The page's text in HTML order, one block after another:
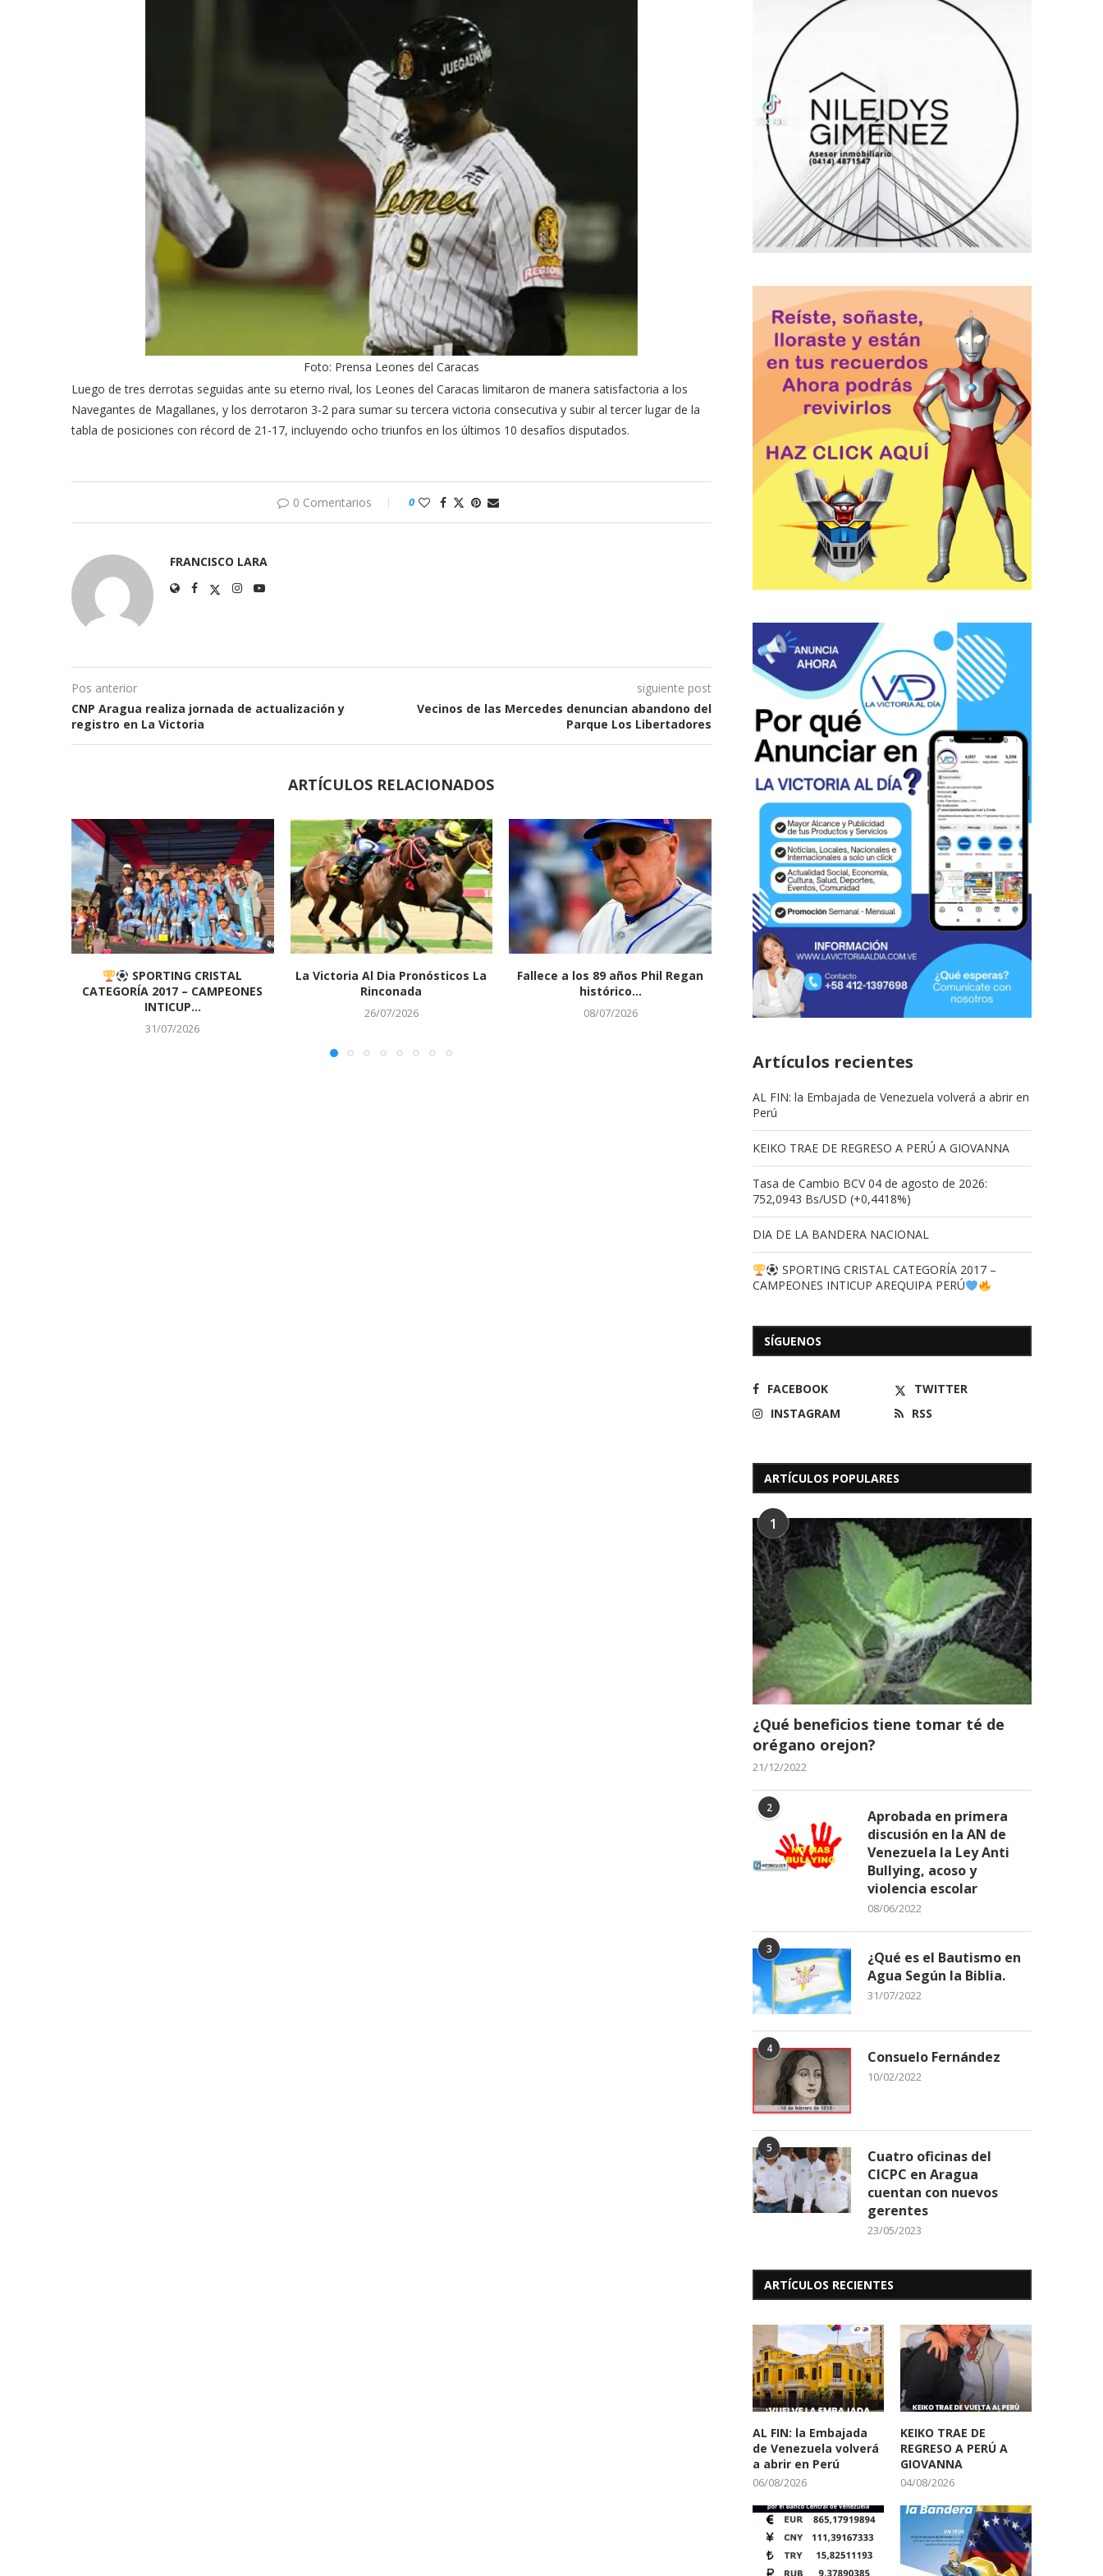
Foto: Prensa Leones del Caracas
Luego de tres derrotas seguidas ante su eterno rival, los Leones del Caracas limitaron de manera satisfactoria a los
Navegantes de Magallanes, y los derrotaron 3-2 para sumar su tercera victoria consecutiva y subir al tercer lugar de la
tabla de posiciones con récord de 21-17, incluyendo ocho triunfos en los últimos 10 desafíos disputados.
0 Comentarios 0
FRANCISCO LARA
Pos anterior
CNP Aragua realiza jornada de actualización y
registro en La Victoria
siguiente post
Vecinos de las Mercedes denuncian abandono del
Parque Los Libertadores
ARTÍCULOS RELACIONADOS
SPORTING CRISTAL
CATEGORÍA 2017 – CAMPEONES
INTICUP...
31/07/2026
La Victoria Al Dia Pronósticos La
Rinconada
26/07/2026
Fallece a los 89 años Phil Regan
histórico...
08/07/2026
Venezuela logra histórica
clasificación al Mundial Sub-19
LA VICTORIA AL DIA
LA RINCONADA
Artículos recientes
AL FIN: la Embajada de Venezuela volverá a abrir en
Perú
KEIKO TRAE DE REGRESO A PERÚ A GIOVANNA
Tasa de Cambio BCV 04 de agosto de 2026:
752,0943 Bs/USD (+0,4418%)
DIA DE LA BANDERA NACIONAL
SPORTING CRISTAL CATEGORÍA 2017 –
CAMPEONES INTICUP AREQUIPA PERÚ
SÍGUENOS
FACEBOOK
TWITTER
INSTAGRAM
RSS
ARTÍCULOS POPULARES
1
¿Qué beneficios tiene tomar té de
orégano orejon?
21/12/2022
2
Aprobada en primera
discusión en la AN de
Venezuela la Ley Anti
Bullying, acoso y
violencia escolar
08/06/2022
3
¿Qué es el Bautismo en
Agua Según la Biblia.
31/07/2022
4 Consuelo Fernández
10/02/2022
5
Cuatro oficinas del
CICPC en Aragua
cuentan con nuevos
gerentes
23/05/2023
ARTÍCULOS RECIENTES
AL FIN: la Embajada
de Venezuela volverá
a abrir en Perú
06/08/2026
KEIKO TRAE DE
REGRESO A PERÚ A
GIOVANNA
04/08/2026